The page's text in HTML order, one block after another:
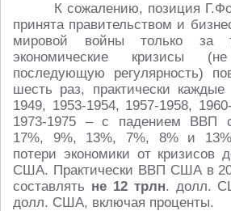
К сожалению, позиция
принята правительством и
мировой войны только за
экономические кризисы
последующую регулярность)
шесть раз, практически
1949, 1953-1954, 1957-1958,
1973-1975 – с падением ВВП
17%, 9%, 13%, 7%, 8% и
потери экономики от кризисов
США. Практически ВВП США в
составлять не 12 трлн. долл.
долл. США, включая проценты.